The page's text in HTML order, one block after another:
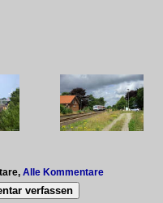
Alle Kommentare
verfassen